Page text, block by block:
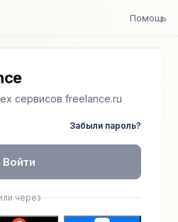
Помощь
сервисов freelance.ru
Забыли пароль?
Войти
через